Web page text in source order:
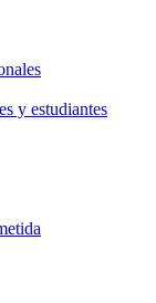
y estudiantes